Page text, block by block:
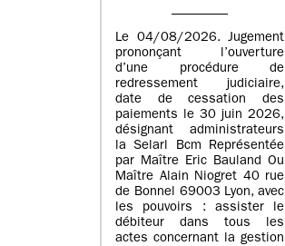
Le 04/08/2026. Jugement
prononçant l’ouverture
d’une procédure de
redressement judiciaire,
date de cessation des
paiements le 30 juin 2026,
désignant administrateurs
la Selarl Bcm Représentée
par Maître Eric Bauland Ou
Maître Alain Niogret 40 rue
de Bonnel 69003 Lyon, avec
les pouvoirs : assister le
débiteur dans tous les
actes concernant la gestion